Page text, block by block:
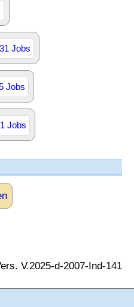
Jobs
Jobs
Jobs
V.2025-d-2007-Ind-141